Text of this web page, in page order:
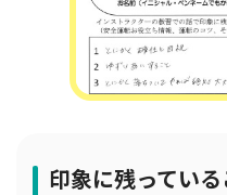
印象に残っている